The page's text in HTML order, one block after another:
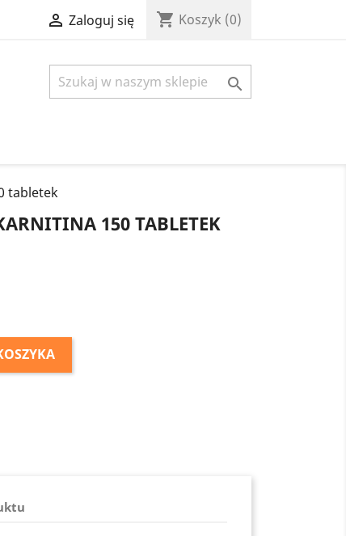
 Zaloguj się shopping_cart Koszyk (0)

tabletek
150 TABLETEK